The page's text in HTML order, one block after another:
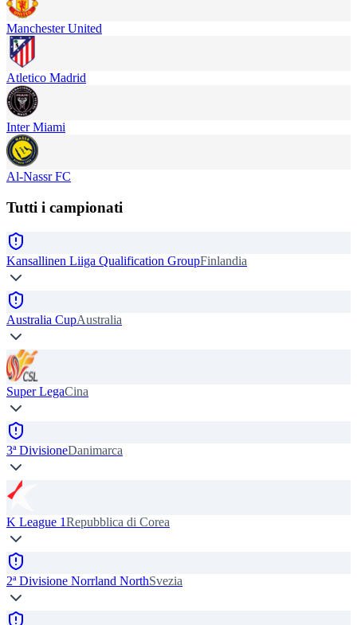
Manchester United
Atletico Madrid
Inter Miami
Al-Nassr FC
Tutti i campionati
Kansallinen Liiga Qualification GroupFinlandia
Australia CupAustralia
Super LegaCina
3ª DivisioneDanimarca
K League 1Repubblica di Corea
2ª Divisione Norrland NorthSvezia